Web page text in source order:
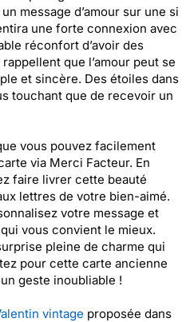
message d’amour sur une si
une forte connexion avec
réconfort d’avoir des
que l’amour peut se
et sincère. Des étoiles dans
touchant que de recevoir un
vous pouvez facilement
via Merci Facteur. En
faire livrer cette beauté
lettres de votre bien-aimé.
votre message et
vous convient le mieux.
pleine de charme qui
pour cette carte ancienne
geste inoubliable !
vintage proposée dans